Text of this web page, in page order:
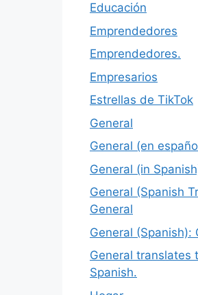
Educación
Emprendedores
Emprendedores.
Empresarios
Estrellas de TikTok
General
General (en
General (in
General (Spanish
General
General (Spanish):
General translates
Spanish.